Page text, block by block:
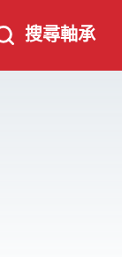
搜尋軸承